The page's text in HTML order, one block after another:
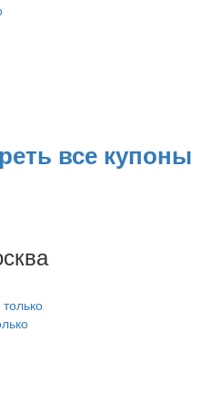
все купоны